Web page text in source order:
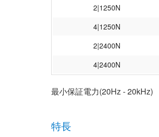
2|1250N
4|1250N
2|2400N
4|2400N
最小保証電力(20Hz - 20kHz)
特長